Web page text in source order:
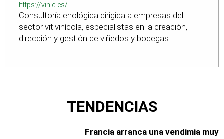
https://vinic.es/
Consultoría enológica dirigida a empresas del
sector vitivinícola, especialistas en la creación,
dirección y gestión de viñedos y bodegas.
TENDENCIAS
Francia arranca una vendimia muy